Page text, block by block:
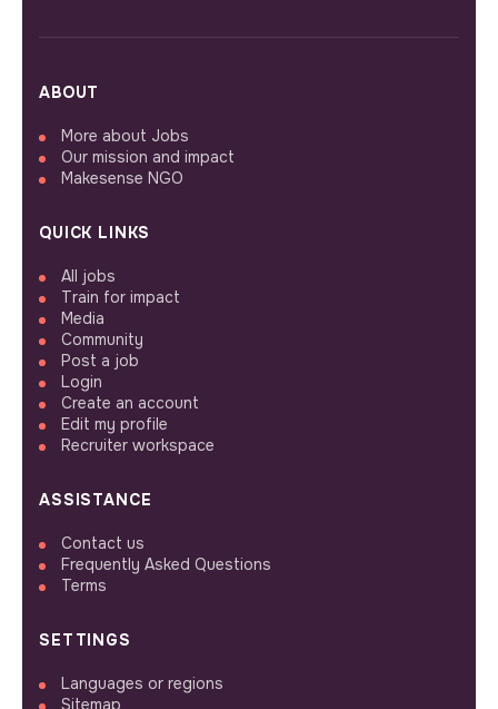
ABOUT
More about Jobs
Our mission and impact
Makesense NGO
QUICK LINKS
All jobs
Train for impact
Media
Community
Post a job
Login
Create an account
Edit my profile
Recruiter workspace
ASSISTANCE
Contact us
Frequently Asked Questions
Terms
SETTINGS
Languages or regions
Sitemap